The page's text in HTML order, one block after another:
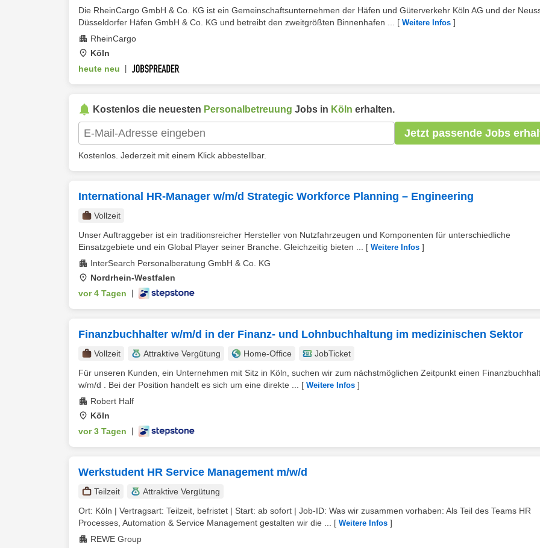
Die RheinCargo GmbH & Co. KG ist ein Gemeinschaftsunternehmen der Häfen und Güterverkehr Köln AG und der
Düsseldorfer Häfen GmbH & Co. KG und betreibt den zweitgrößten Binnenhafen ...
[ Weitere Infos ]
RheinCargo
Köln
heute neu
Kostenlos die neuesten Personalbetreuung Jobs in Köln erhalten.
Jetzt passende Jobs
Kostenlos. Jederzeit mit einem Klick abbestellbar.
International HR-Manager w/m/d Strategic Workforce Planning – Engineering
Vollzeit
Unser Auftraggeber ist ein traditionsreicher Hersteller von Nutzfahrzeugen und Komponenten für unterschiedliche
Einsatzgebiete und ein Global Player seiner Branche. Gleichzeitig bieten ...
[ Weitere Infos ]
InterSearch Personalberatung GmbH & Co. KG
Nordrhein-Westfalen
vor 4 Tagen
Finanzbuchhalter w/m/d in der Finanz- und Lohnbuchhaltung im medizinischen Sektor
Vollzeit Attraktive Vergütung Home-Office
JobTicket
Für unseren Kunden, ein Unternehmen mit Sitz in Köln, suchen wir zum nächstmöglichen Zeitpunkt einen
w/m/d . Bei der Position handelt es sich um eine direkte ...
[ Weitere Infos ]
Robert Half
Köln
vor 3 Tagen
Werkstudent HR Service Management m/w/d
Teilzeit
Attraktive Vergütung
Ort: Köln | Vertragsart: Teilzeit, befristet | Start: ab sofort | Job-ID: Was wir zusammen vorhaben: Als Teil des Teams HR
Processes, Automation & Service Management gestalten wir die ...
[ Weitere Infos ]
REWE Group